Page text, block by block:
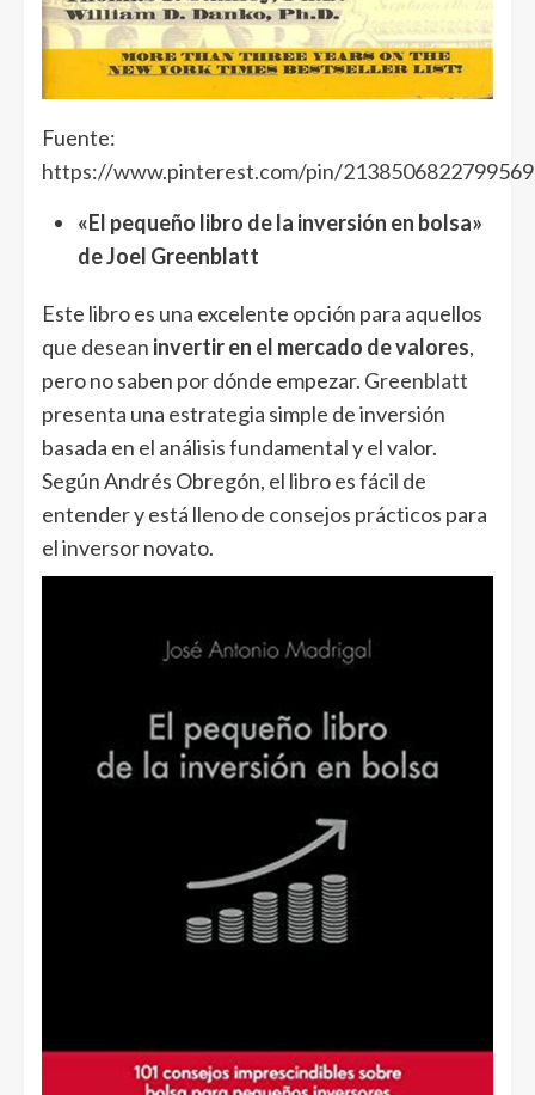
Fuente:
https://www.pinterest.com/pin/
«El pequeño libro de la inversión en bolsa»
de Joel Greenblatt
Este libro es una excelente opción para aquellos
que desean invertir en el mercado de valores,
pero no saben por dónde empezar. Greenblatt
presenta una estrategia simple de inversión
basada en el análisis fundamental y el valor.
Según Andrés Obregón, el libro es fácil de
entender y está lleno de consejos prácticos para
el inversor novato.